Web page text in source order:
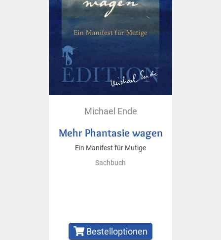
Michael Ende
Mehr Phantasie wagen
Ein Manifest für Mutige
Sachbuch
Bestelloptionen